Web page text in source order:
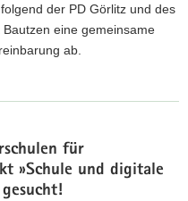
der PD Görlitz und des
Bautzen eine gemeinsame
ab.
für
»Schule und digitale